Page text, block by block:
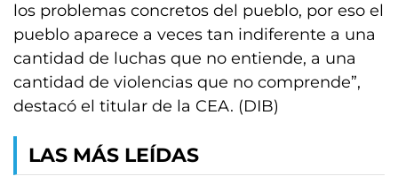
los problemas concretos del pueblo, por eso el
pueblo aparece a veces tan indiferente a una
cantidad de luchas que no entiende, a una
cantidad de violencias que no comprende”,
destacó el titular de la CEA. (DIB)
LAS MÁS LEÍDAS